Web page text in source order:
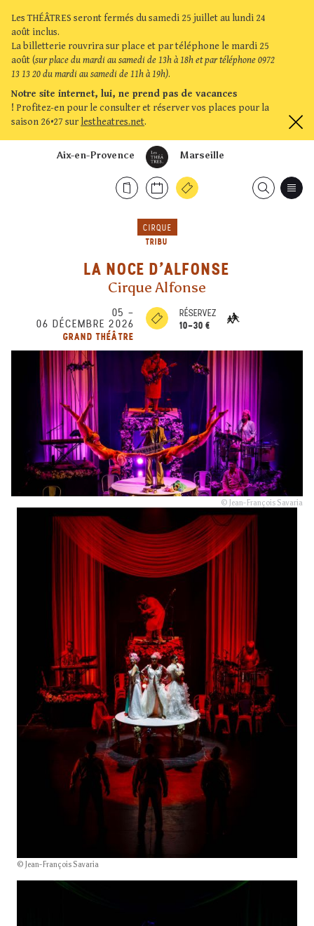
Les THÉÂTRES seront fermés du samedi 25 juillet au lundi 24
août inclus.
La billetterie rouvrira sur place et par téléphone le mardi 25
août (sur place du mardi au samedi de 13h à 18h et par téléphone 0972
13 13 20 du mardi au samedi de 11h à 19h).
Notre site internet, lui, ne prend pas de vacances
! Profitez-en pour le consulter et réserver vos places pour la
saison 26•27 sur lestheatres.net.
Marseille
Aix-en-Provence
CIRQUE
TRIBU
LA NOCE D’ALFONSE
Cirque Alfonse
05 –
06 DÉCEMBRE 2026
GRAND THÉÂTRE
RÉSERVEZ
10-30 €
© Jean-François Savaria
© Jean-François Savaria